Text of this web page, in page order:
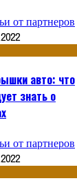
от партнеров
авто: что
знать о
от партнеров